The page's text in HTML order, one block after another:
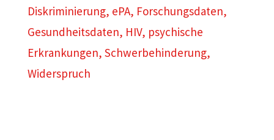
Diskriminierung, ePA, Forschungsdaten,
Gesundheitsdaten, HIV, psychische
Erkrankungen, Schwerbehinderung,
Widerspruch